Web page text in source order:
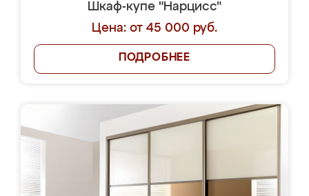
Шкаф-купе "Нарцисс"
Цена: от 45 000 руб.
ПОДРОБНЕЕ